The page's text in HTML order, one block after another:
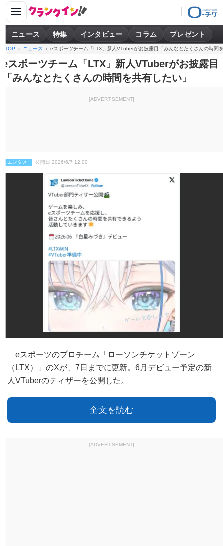
ニュース 特集 インタビュー コラム プレゼント
TOP ニュース eスポーツチーム「LTX」新人VTuberがお披露目「みんなとたくさんの時間
eスポーツチーム「LTX」新人VTuberがお披露目
「みんなとたくさんの時間を共有したい」
[ADVERTISEMENT]
エンタメ 公開日 2026/6/7 12:00
eスポーツのプロチーム「ローソンチケットゾーン
（LTX）」のXが、7日までに更新。6月デビュー予定の新
人VTuberのティザーを公開した。
全文を読む
[ADVERTISEMENT]